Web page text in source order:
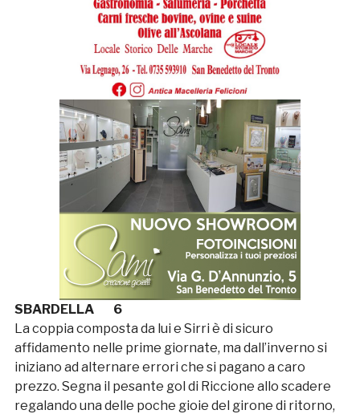
SBARDELLA 6
La coppia composta da lui e Sirri è di sicuro
affidamento nelle prime giornate, ma dall’inverno si
iniziano ad alternare errori che si pagano a caro
prezzo. Segna il pesante gol di Riccione allo scadere
regalando una delle poche gioie del girone di ritorno,